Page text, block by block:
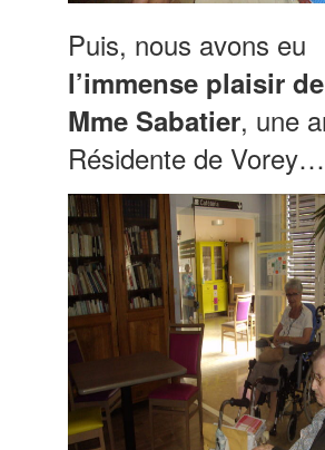
Puis, nous avons eu
l’immense plaisir
Mme Sabatier, une
Résidente de Vorey…